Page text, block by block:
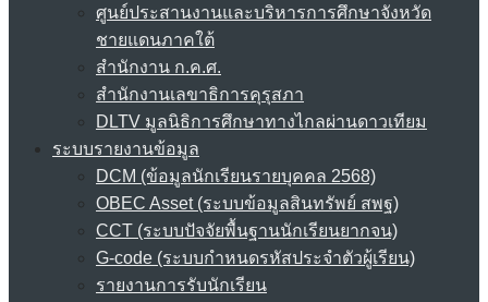
ศูนย์ประสานงานและบริหารการศึกษาจังหวัด
ชายแดนภาคใต้
สำนักงาน ก.ค.ศ.
สำนักงานเลขาธิการคุรุสภา
DLTV มูลนิธิการศึกษาทางไกลผ่านดาวเทียม
ระบบรายงานข้อมูล
DCM (ข้อมูลนักเรียนรายบุคคล 2568)
OBEC Asset (ระบบข้อมูลสินทรัพย์ สพฐ)
CCT (ระบบปัจจัยพื้นฐานนักเรียนยากจน)
G-code (ระบบกำหนดรหัสประจำตัวผู้เรียน)
รายงานการรับนักเรียน